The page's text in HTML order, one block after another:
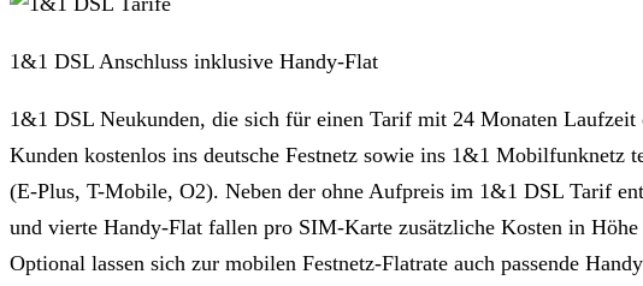
1&1 DSL Anschluss inklusive Handy-Flat
1&1 DSL Neukunden, die sich für einen Tarif mit 24 Monaten
Kunden kostenlos ins deutsche Festnetz sowie ins 1&1
(E-Plus, T-Mobile, O2). Neben der ohne Aufpreis im 1&1 DSL Tarif
und vierte Handy-Flat fallen pro SIM-Karte zusätzliche Kosten in
Optional lassen sich zur mobilen Festnetz-Flatrate auch passende